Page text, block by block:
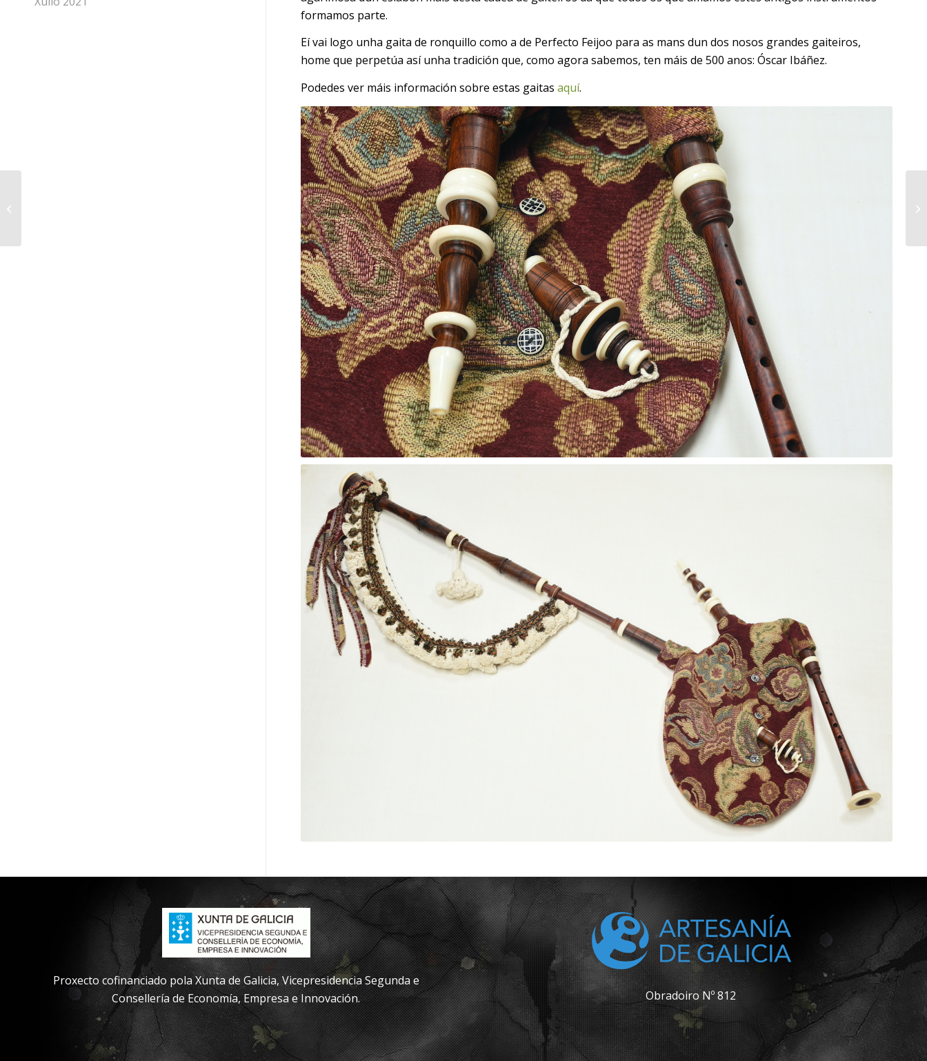
formamos parte.
Eí vai logo unha gaita de ronquillo como a de Perfecto Feijoo para as mans dun dos nosos grandes gaiteiros,
home que perpetúa así unha tradición que, como agora sabemos, ten máis de 500 anos: Óscar Ibáñez.
Podedes ver máis información sobre estas gaitas aquí.
Proxecto cofinanciado pola Xunta de Galicia, Vicepresidencia Segunda e
Consellería de Economía, Empresa e Innovación.
Obradoiro Nº 812